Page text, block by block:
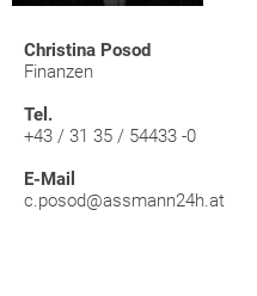
Christina Posod
Finanzen
Tel.
+43 / 31 35 / 54433 -0
E-Mail
c.posod@assmann24h.at